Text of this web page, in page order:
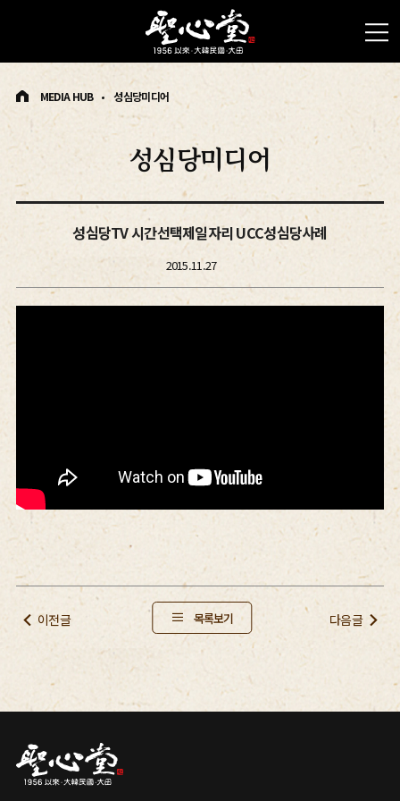
MEDIA HUB 성심당미디어
성심당미디어
성심당TV 시간선택제일자리 UCC성심당사례
2015.11.27
이전글 목록보기 다음글